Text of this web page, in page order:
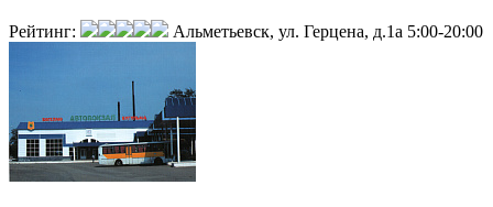
Рейтинг: Альметьевск, ул. Герцена, д.1а 5:00-20:00